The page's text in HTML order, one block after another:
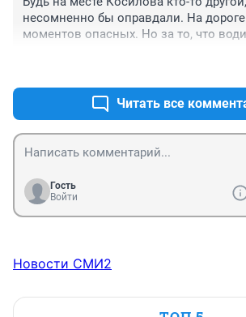
несомненно бы оправдали. На
моментов опасных. Но за то, что
очень жалко, выздоровления им! Все
Читать все
Гость
Войти
Новости СМИ2